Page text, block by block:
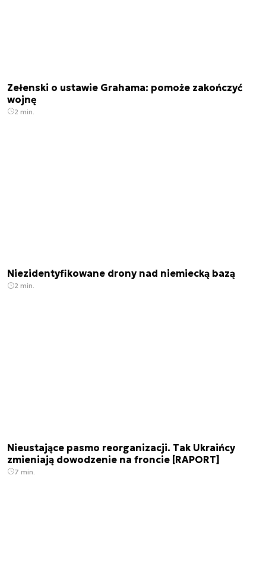
Zełenski o ustawie Grahama: pomoże zakończyć
wojnę
2 min.
Niezidentyfikowane drony nad niemiecką bazą
2 min.
Nieustające pasmo reorganizacji. Tak Ukraińcy
zmieniają dowodzenie na froncie [RAPORT]
7 min.